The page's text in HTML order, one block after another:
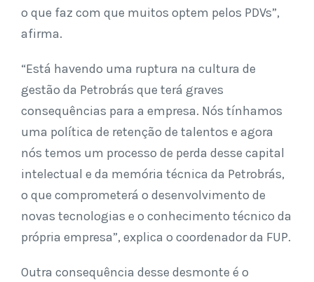
o que faz com que muitos optem pelos PDVs”,
afirma.
“Está havendo uma ruptura na cultura de
gestão da Petrobrás que terá graves
consequências para a empresa. Nós tínhamos
uma política de retenção de talentos e agora
nós temos um processo de perda desse capital
intelectual e da memória técnica da Petrobrás,
o que comprometerá o desenvolvimento de
novas tecnologias e o conhecimento técnico da
própria empresa”, explica o coordenador da FUP.
Outra consequência desse desmonte é o